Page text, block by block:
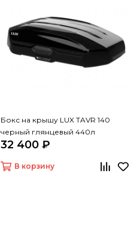
Бокс на крышу LUX TAVR 140
черный глянцевый 440л
32 400 ₽
В корзину